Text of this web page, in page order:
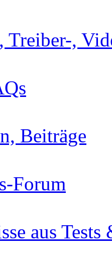
Treiber-,
Beiträge
Forum
aus